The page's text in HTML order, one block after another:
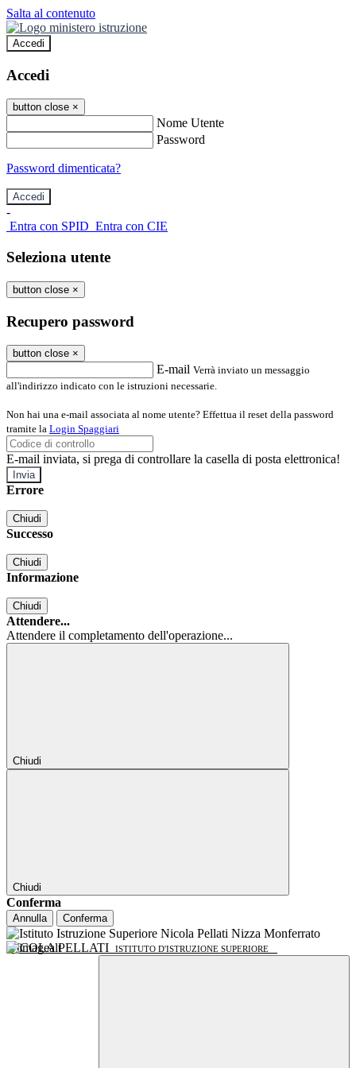
Salta al contenuto
Accedi
Accedi
button close ×
Nome Utente
Password
Password dimenticata?
-
Entra con SPID Entra con CIE
Seleziona utente
button close ×
Recupero password
button close ×
E-mail Verrà inviato un messaggio
all'indirizzo indicato con le istruzioni necessarie.
Non hai una e-mail associata al nome utente? Effettua il reset della password
tramite la Login Spaggiari
E-mail inviata, si prega di controllare la casella di posta elettronica!
Errore
Chiudi
Successo
Chiudi
Informazione
Chiudi
Attendere...
Attendere il completamento dell'operazione...
Chiudi
Chiudi
Conferma
Annulla Conferma
NICOLA PELLATI ISTITUTO D'ISTRUZIONE SUPERIORE